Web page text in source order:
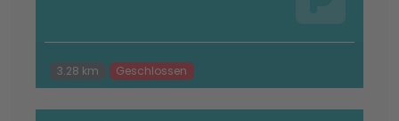
3.28 km Geschlossen